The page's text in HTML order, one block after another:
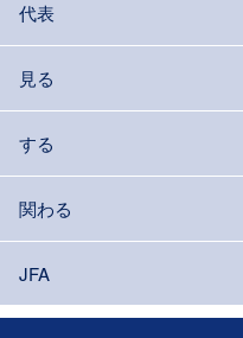
代表
見る
する
関わる
JFA